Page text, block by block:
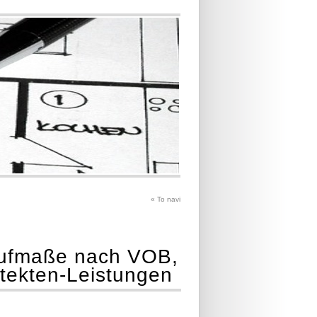
« To navi
nach VOB,
Leistungen